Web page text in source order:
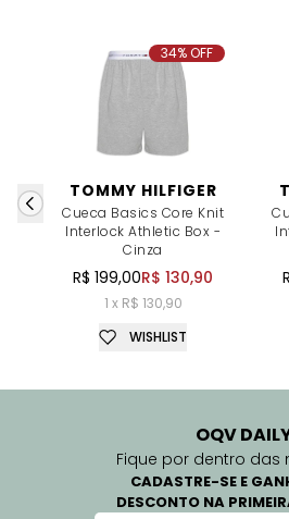
TOMMY HILFIGER
Cueca Basics Core Knit
Interlock Athletic Box -
Cinza
R$ 199,00R$ 130,90
1 x R$ 130,90
34% OFF
WISHLIST
OQV
Fique por dentro das
CADASTRE-SE E
DESCONTO NA